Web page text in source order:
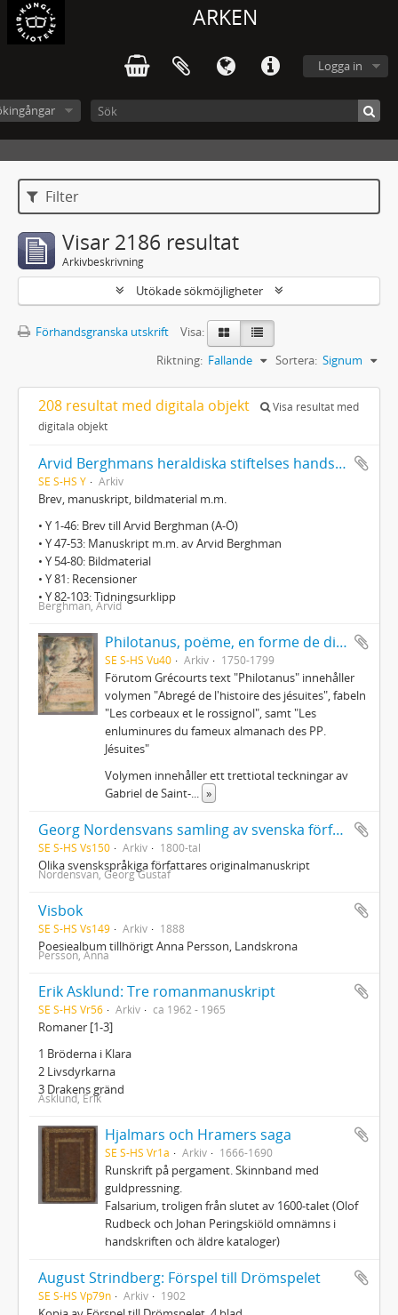
ARKEN
Logga in
Filter
Visar 2186 resultat
Arkivbeskrivning
Utökade sökmöjligheter
Förhandsgranska utskrift
Visa:
Sortera: Signum
Riktning: Fallande
208 resultat med digitala objekt
Visa resultat med
digitala objekt
Arvid Berghmans heraldiska stiftelses handskriftssamling
SE S-HS Y Arkiv
Brev, manuskript, bildmaterial m.m.
• Y 1-46: Brev till Arvid Berghman (A-Ö)
• Y 47-53: Manuskript m.m. av Arvid Berghman
• Y 54-80: Bildmaterial
• Y 81: Recensioner
• Y 82-103: Tidningsurklipp
Berghman, Arvid
Philotanus, poëme, en forme de dialogue, ou l'histoire de la constitution unigenitus
SE S-HS Vu40 Arkiv 1750-1799
Förutom Grécourts text "Philotanus" innehåller
volymen "Abregé de l'histoire des jésuites", fabeln
"Les corbeaux et le rossignol", samt "Les
enluminures du fameux almanach des PP.
Jésuites"
Volymen innehåller ett trettiotal teckningar av
Gabriel de Saint-... »
Georg Nordensvans samling av svenska författares originalmanuskript
SE S-HS Vs150 Arkiv 1800-tal
Olika svenskspråkiga författares originalmanuskript
Nordensvan, Georg Gustaf
Visbok
SE S-HS Vs149 Arkiv 1888
Poesiealbum tillhörigt Anna Persson, Landskrona
Persson, Anna
Erik Asklund: Tre romanmanuskript
SE S-HS Vr56 Arkiv ca 1962 - 1965
Romaner [1-3]
1 Bröderna i Klara
2 Livsdyrkarna
3 Drakens gränd
Asklund, Erik
Hjalmars och Hramers saga
SE S-HS Vr1a Arkiv 1666-1690
Runskrift på pergament. Skinnband med
guldpressning.
Falsarium, troligen från slutet av 1600-talet (Olof
Rudbeck och Johan Peringskiöld omnämns i
handskriften och äldre kataloger)
August Strindberg: Förspel till Drömspelet
SE S-HS Vp79n Arkiv 1902